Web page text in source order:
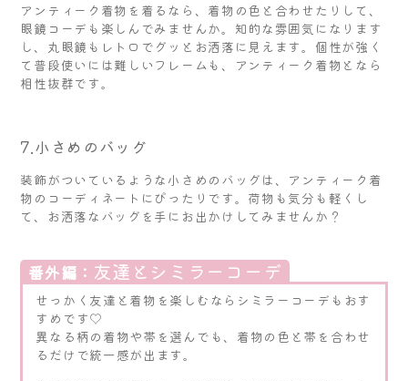
アンティーク着物を着るなら、着物の色と合わせたりして、
眼鏡コーデも楽しんでみませんか。知的な雰囲気になります
し、丸眼鏡もレトロでグッとお洒落に見えます。個性が強く
て普段使いには難しいフレームも、アンティーク着物となら
相性抜群です。
7.小さめのバッグ
装飾がついているような小さめのバッグは、アンティーク着
物のコーディネートにぴったりです。荷物も気分も軽くし
て、お洒落なバッグを手にお出かけしてみませんか？
番外編： 友達とシミラーコーデ
せっかく友達と着物を楽しむならシミラーコーデもおす
すめです♡
異なる柄の着物や帯を選んでも、着物の色と帯を合わせ
るだけで統一感が出ます。